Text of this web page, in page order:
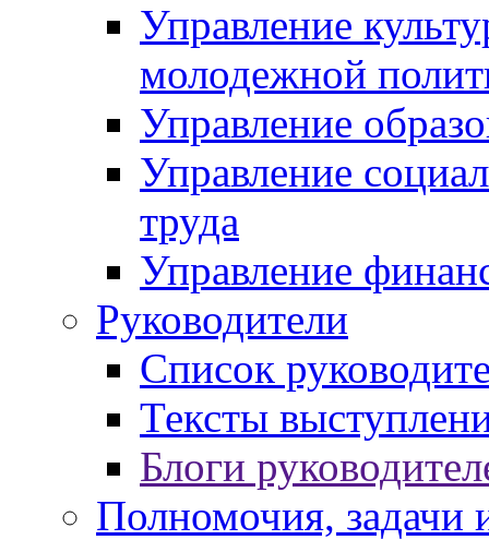
Управление
молодежной
Управление
Управление
труда
Управление
Руководители
Список
Тексты
Блоги
Полномочия, задачи